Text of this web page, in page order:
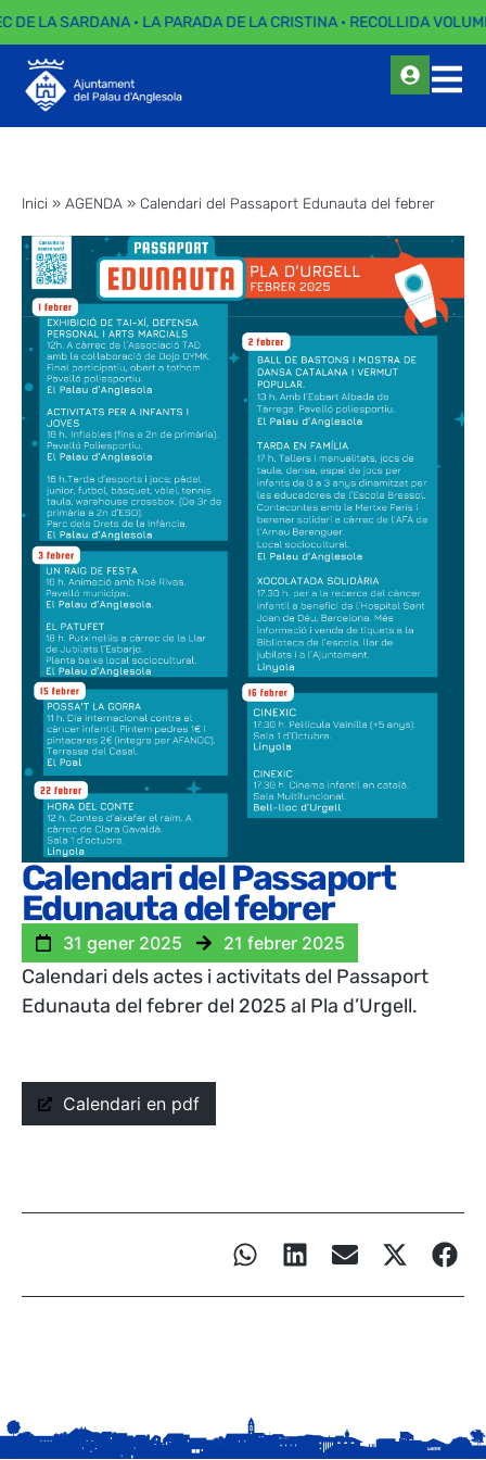
DE LA SARDANA · LA PARADA DE LA CRISTINA · RECOLLIDA
Inici » AGENDA » Calendari del Passaport Edunauta del febrer
Calendari del Passaport
Edunauta del febrer
31 gener 2025 21 febrer 2025
Calendari dels actes i activitats del Passaport
Edunauta del febrer del 2025 al Pla d’Urgell.
Calendari en pdf